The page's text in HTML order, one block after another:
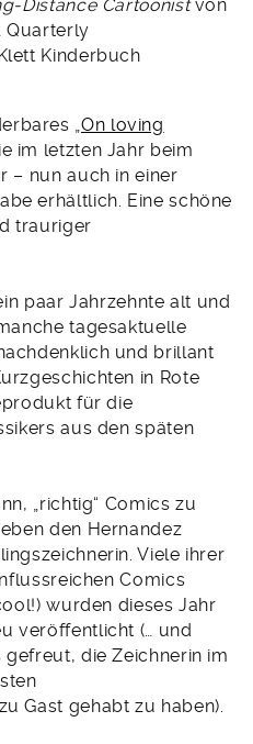
Distance Cartoonistvon
Quarterly
Kinderbuch
„On loving
im letzten Jahr beim
– nun auch in einer
erhältlich. Eine schöne
trauriger
paar Jahrzehnte alt und
tagesaktuelle
und brillant
in Rote
für die
aus den späten
„richtig“ Comics zu
den Hernandez
Viele ihrer
Comics
wurden dieses Jahr
veröffentlicht (… und
die Zeichnerin im
Gast gehabt zu haben).